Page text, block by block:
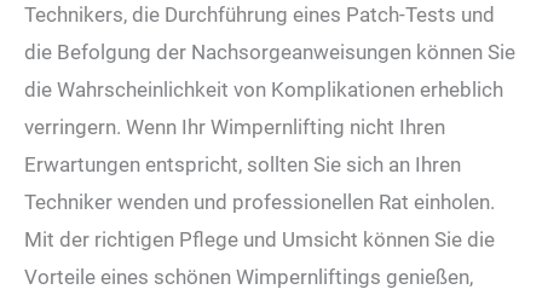
Technikers, die Durchführung eines Patch-Tests und
die Befolgung der Nachsorgeanweisungen können Sie
die Wahrscheinlichkeit von Komplikationen erheblich
verringern. Wenn Ihr Wimpernlifting nicht Ihren
Erwartungen entspricht, sollten Sie sich an Ihren
Techniker wenden und professionellen Rat einholen.
Mit der richtigen Pflege und Umsicht können Sie die
Vorteile eines schönen Wimpernliftings genießen,